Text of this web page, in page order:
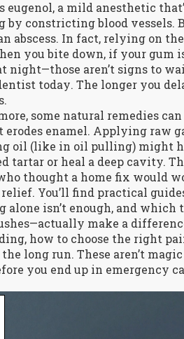
eugenol, a mild anesthetic
by constricting blood vessels.
abscess. In fact, relying on
you bite down, if your gum
night—those aren’t signs to
today. The longer you
some natural remedies
erodes enamel. Applying raw
oil (like in oil pulling) might
tartar or heal a deep cavity.
thought a home fix would
You’ll find practical
alone isn’t enough, and
make a
how to choose the right
long run. These aren’t
you end up in emergency